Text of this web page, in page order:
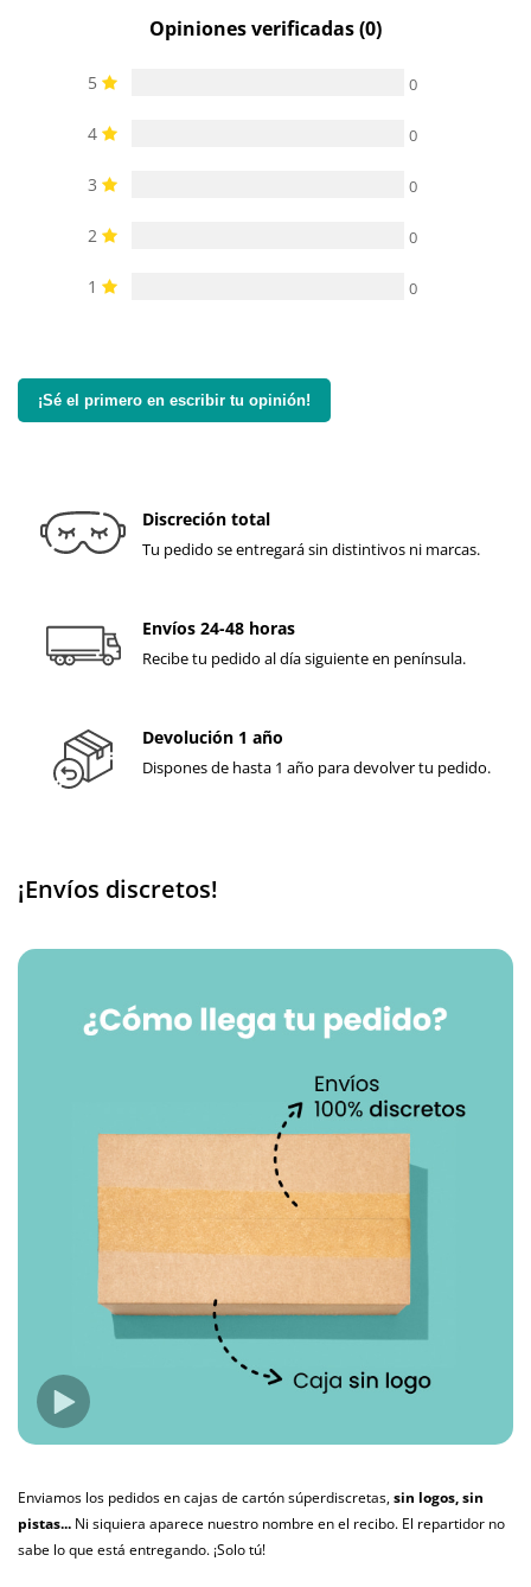
Opiniones verificadas (0)
5 0
4 0
3 0
2 0
1 0
¡Sé el primero en escribir tu opinión!
Discreción total
Tu pedido se entregará sin distintivos ni marcas.
Envíos 24-48 horas
Recibe tu pedido al día siguiente en península.
Devolución 1 año
Dispones de hasta 1 año para devolver tu pedido.
¡Envíos discretos!
Enviamos los pedidos en cajas de cartón súperdiscretas,sin logos, sin
pistas... Ni siquiera aparece nuestro nombre en el recibo. El repartidor no
sabe lo que está entregando. ¡Solo tú!